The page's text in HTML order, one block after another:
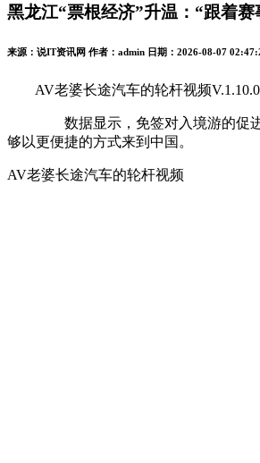
黑龙江“票根经济”升温：“跟着
来源：说IT资讯网 作者：admin 日期：2026-08-07
AV老婆长途汽车的轮杆视频
数据显示，免签对入境游的促进效
够以更便捷的方式来到中国。
AV老婆长途汽车的轮杆视频